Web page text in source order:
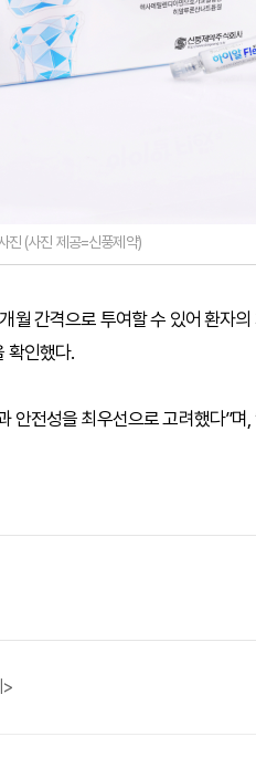
진 (사진 제공=신풍제약)
월 간격으로 투여할 수 있어 환자
확인했다.
안전성을 최우선으로 고려했다”
>